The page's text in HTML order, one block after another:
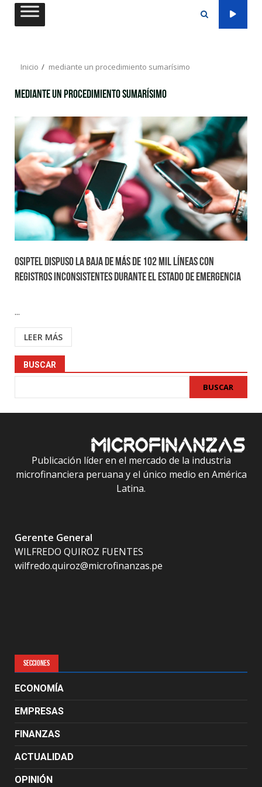
Saltar
Inicio mediante un procedimiento sumarísimo
mediante un procedimiento sumarísimo
OSIPTEL dispuso la baja de más de 102 mil líneas con
registros inconsistentes durante el estado de emergencia
...
LEER MÁS
BUSCAR
BUSCAR
Publicación líder en el mercado de la industria
microfinanciera peruana y el único medio en América
Latina.
Gerente General
WILFREDO QUIROZ FUENTES
wilfredo.quiroz@microfinanzas.pe
SECCIONES
ECONOMÍA
EMPRESAS
FINANZAS
ACTUALIDAD
OPINIÓN